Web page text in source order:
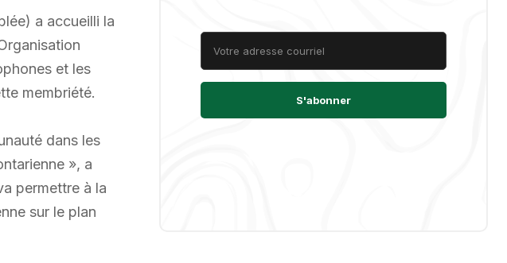
a accueilli la
et les
membriété.
dans les
», a
permettre à la
sur le plan